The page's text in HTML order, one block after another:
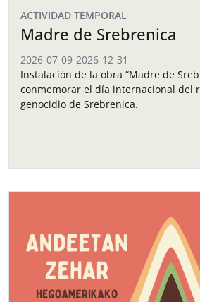
ACTIVIDAD TEMPORAL
Madre de Srebrenica
2026-07-09-2026-12-31
Instalación de la obra “Madre de
conmemorar el día internacional del
genocidio de Srebrenica.